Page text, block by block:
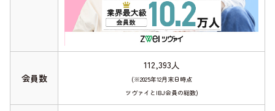
会員数
112,393人
(※2025年12月末日時点
ツヴァイとIBJ会員の総数)